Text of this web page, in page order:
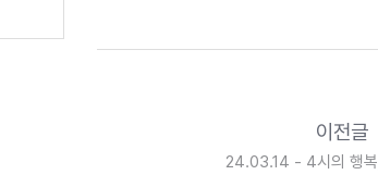
이전글
24.03.14 - 4시의 행복